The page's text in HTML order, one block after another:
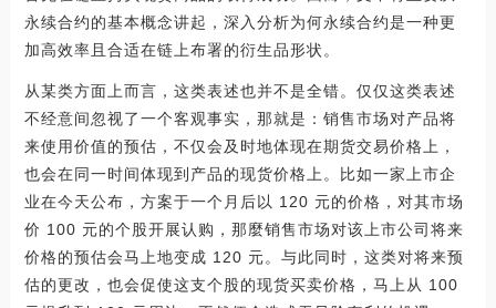
永续合约的基本概念讲起，深入分析为何永续合约是一种更
加高效率且合适在链上布署的衍生品形状。
从某类方面上而言，这类表述也并不是全错。仅仅这类表述
不经意间忽视了一个客观事实，那就是：销售市场对产品将
来使用价值的预估，不仅会及时地体现在期货交易价格上，
也会在同一时间体现到产品的现货价格上。比如一家上市企
业在今天公布，方案于一个月后以 120 元的价格，对其市场
价 100 元的个股开展认购，那麼销售市场对该上市公司将来
价格的预估会马上地变成 120 元。与此同时，这类对将来预
估的更改，也会促使这支个股的现货买卖价格，马上从 100